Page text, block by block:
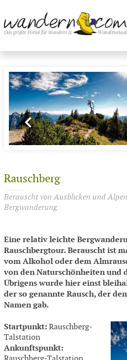
Rauschberg
Berauscht von Ausblicken und
Bergwanderung
Eine relativ leichte
Rauschbergtour. Berauscht ist
vom Alkohol oder dem
von den Naturschönheiten und
Übrigens wurde hier einst
der so genannte Rausch, der
Namen gab.
Startpunkt: Rauschberg-
Talstation
Ankunftspunkt: